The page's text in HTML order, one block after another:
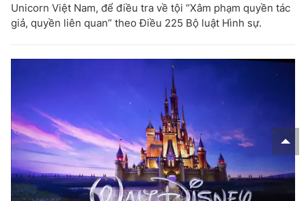
Unicorn Việt Nam, để điều tra về tội “Xâm phạm quyền tác
giả, quyền liên quan” theo Điều 225 Bộ luật Hình sự.